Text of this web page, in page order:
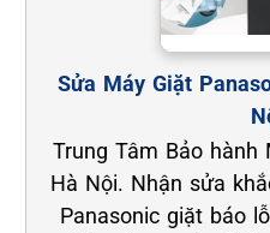
Sửa Máy Giặt
Trung Tâm Bảo hành
Hà Nội. Nhận sửa
Panasonic giặt báo